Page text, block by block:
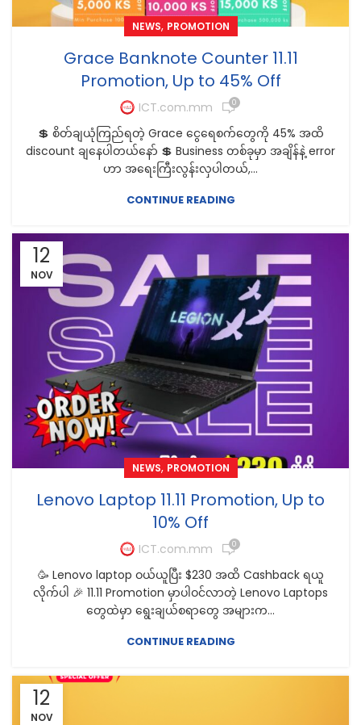
NEWS, PROMOTION
Grace Banknote Counter 11.11
Promotion, Up to 45% Off
ICT.com.mm 0
💲 စိတ်ချယုံကြည်ရတဲ့ Grace ငွေရေစက်တွေကို 45% အထိ
discount ချနေပါတယ်နော် 💲 Business တစ်ခုမှာ အချိန်နဲ့ error
ဟာ အရေးကြီးလွန်းလှပါတယ်,...
CONTINUE READING
12
NOV
NEWS, PROMOTION
Lenovo Laptop 11.11 Promotion, Up to
10% Off
ICT.com.mm 0
🥳 Lenovo laptop ဝယ်ယူပြီး $230 အထိ Cashback ရယူ
လိုက်ပါ 🎉 11.11 Promotion မှာပါဝင်လာတဲ့ Lenovo Laptops
တွေထဲမှာ ရွေးချယ်စရာတွေ အများက...
CONTINUE READING
12
NOV